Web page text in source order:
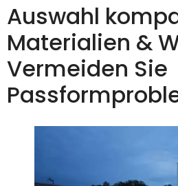
Auswahl
Materialien &
Vermeiden Sie